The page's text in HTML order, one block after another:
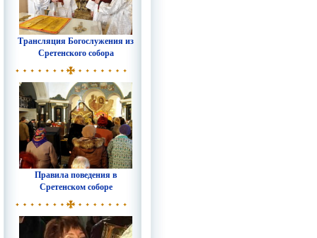
Трансляция Богослужения из
Сретенского собора
Правила поведения в
Сретенском соборе